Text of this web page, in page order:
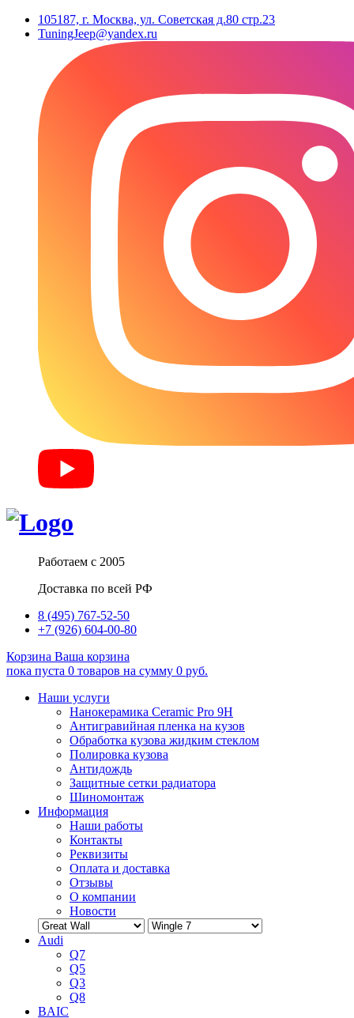
105187, г. Москва, ул. Советская д.80 стр.23
TuningJeep@yandex.ru
Работаем с 2005
Доставка по всей РФ
8 (495) 767-52-50
+7 (926) 604-00-80
Корзина Ваша корзина
пока пуста 0 товаров на сумму 0 руб.
Наши услуги
Нанокерамика Ceramic Pro 9H
Антигравийная пленка на кузов
Обработка кузова жидким стеклом
Полировка кузова
Антидождь
Защитные сетки радиатора
Шиномонтаж
Информация
Наши работы
Контакты
Реквизиты
Оплата и доставка
Отзывы
О компании
Новости
Audi
Q7
Q5
Q3
Q8
BAIC